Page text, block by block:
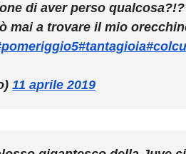
di aver perso
mai a trovare il mio
#tantagioia
11 aprile 2019